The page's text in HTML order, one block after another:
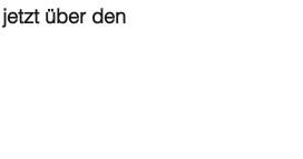
über den